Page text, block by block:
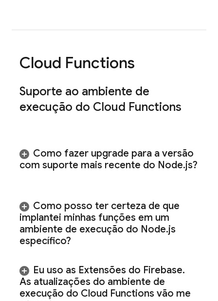
Cloud Functions
Suporte ao ambiente de
execução do Cloud Functions
Como fazer upgrade para a versão
com suporte mais recente do Node.js?
Como posso ter certeza de que
implantei minhas funções em um
ambiente de execução do Node.js
específico?
Eu uso as Extensões do Firebase.
As atualizações do ambiente de
execução do Cloud Functions vão me